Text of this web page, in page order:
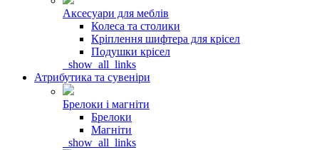
Аксесуари для меблів
Колеса та столики
Кріплення шифтера для крісел
Подушки крісел
_show_all_links
Атрибутика та сувеніри
Брелоки і магніти
Брелоки
Магніти
_show_all_links